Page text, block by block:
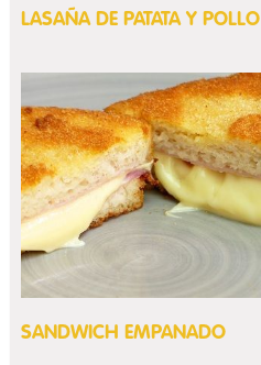
LASAÑA DE PATATA Y POLLO
SANDWICH EMPANADO